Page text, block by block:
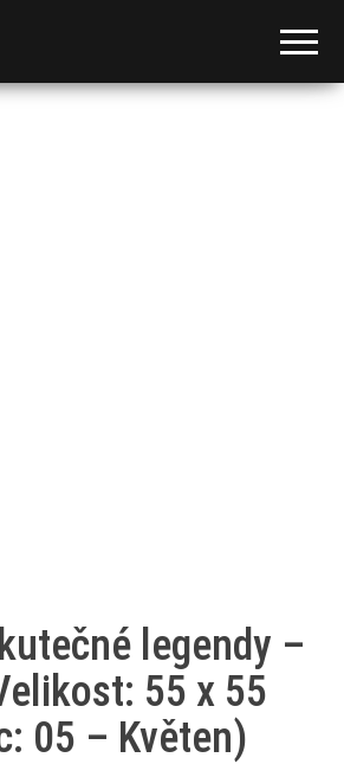
legendy –
55 x 55
05 – Květen)